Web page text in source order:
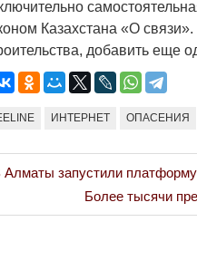
Казахстана «О
добавить еще
ИНТЕРНЕТ ОПАСЕНИЯ
Алматы запустили
Next
Post:
Более тысячи